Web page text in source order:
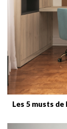
Les 5 musts de